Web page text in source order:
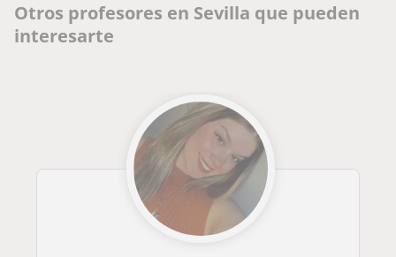
Otros profesores en Sevilla que pueden
interesarte